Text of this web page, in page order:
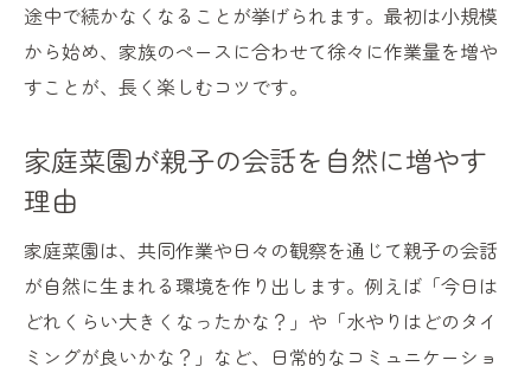
途中で続かなくなることが挙げられます。最初は小規模
から始め、家族のペースに合わせて徐々に作業量を増や
すことが、長く楽しむコツです。
家庭菜園が親子の会話を自然に増やす
理由
家庭菜園は、共同作業や日々の観察を通じて親子の会話
が自然に生まれる環境を作り出します。例えば「今日は
どれくらい大きくなったかな？」や「水やりはどのタイ
ミングが良いかな？」など、日常的なコミュニケーショ